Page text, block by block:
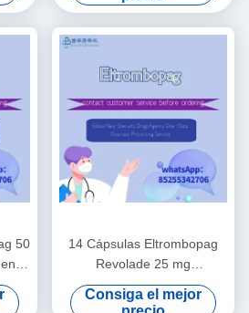
50
14 Cápsulas Eltrombopag
Revolade 25 mg
Medicamentos para el
tratamiento de la
Consiga el mejor